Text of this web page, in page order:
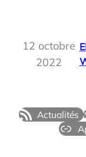
12 octobre
2022
Actualités